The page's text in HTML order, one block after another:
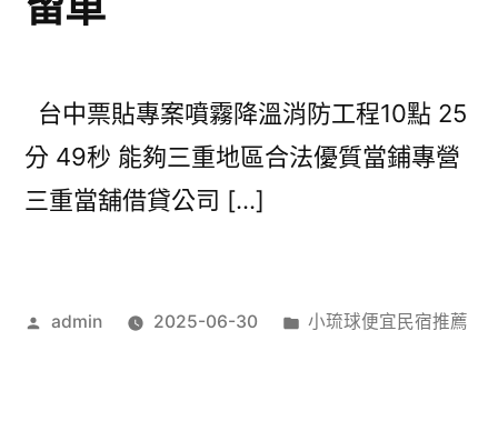
台中票貼專案噴霧降溫消防工程10點 25
分 49秒 能夠三重地區合法優質當鋪專營
三重當舖借貸公司 […]
作
admin 2025-06-30
分
小琉球便宜民宿推薦